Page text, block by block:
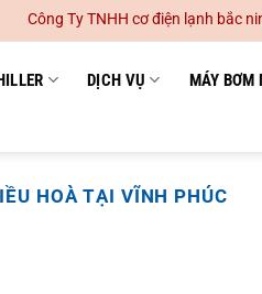
Công Ty TNHH cơ điện lạnh bắc
DỊCH VỤ MÁY BƠM
HOÀ TẠI VĨNH PHÚC